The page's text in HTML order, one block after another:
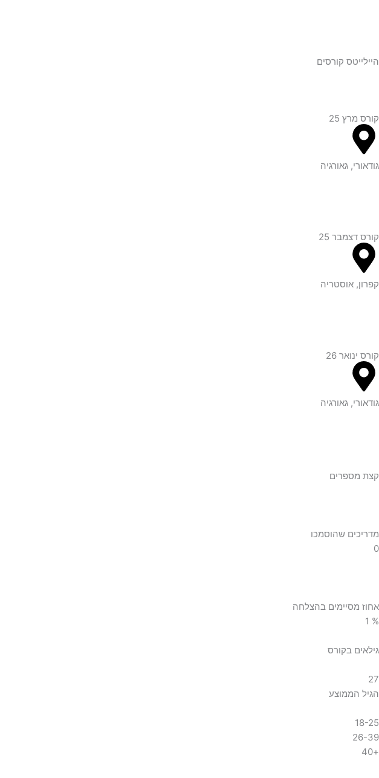
היילייטס קורסים
קורס מרץ 25
גודאורי, גאורגיה
קורס דצמבר 25
קפרון, אוסטריה
קורס ינואר 26
גודאורי, גאורגיה
קצת מספרים
מדריכים שהוסמכו
0
אחוז מסיימים בהצלחה
%
1
גילאים בקורס
27
הגיל הממוצע
18-25
26-39
+40